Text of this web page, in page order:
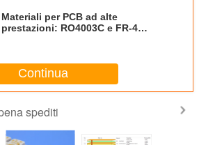
Materiali per PCB ad alte
prestazioni: RO4003C e FR-4
Continua
spediti